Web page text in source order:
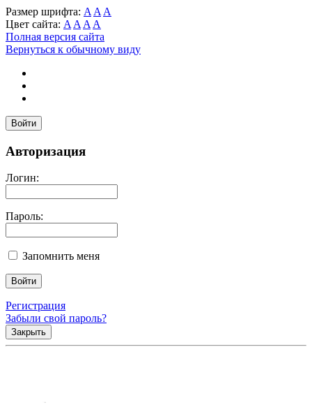
Размер шрифта: A A A
Цвет сайта: A A A A
Полная версия сайта
Вернуться к обычному виду
Войти
Авторизация
Логин:
Пароль:
Запомнить меня
Регистрация
Забыли свой пароль?
Закрыть